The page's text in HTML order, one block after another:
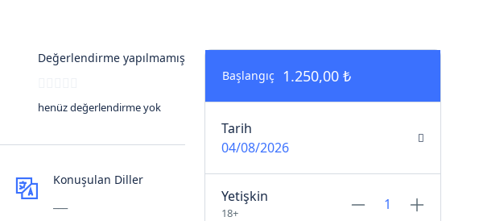
Değerlendirme yapılmamış
henüz değerlendirme yok
Konuşulan Diller
Başlangıç 1.250,00 ₺
Tarih
04/08/2026
Yetişkin
18+